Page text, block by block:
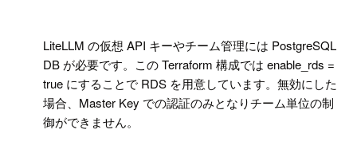
LiteLLM の仮想 API キーやチーム管理には PostgreSQL
DB が必要です。この Terraform 構成では enable_rds =
true にすることで RDS を用意しています。無効にした
場合、Master Key での認証のみとなりチーム単位の制
御ができません。